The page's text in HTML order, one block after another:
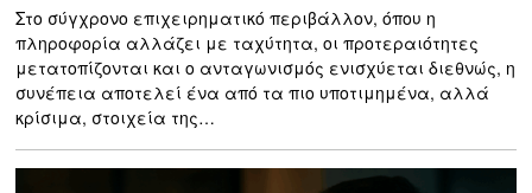
Στο σύγχρονο επιχειρηματικό περιβάλλον, όπου η
πληροφορία αλλάζει με ταχύτητα, οι προτεραιότητες
μετατοπίζονται και ο ανταγωνισμός ενισχύεται διεθνώς, η
συνέπεια αποτελεί ένα από τα πιο υποτιμημένα, αλλά
κρίσιμα, στοιχεία της…